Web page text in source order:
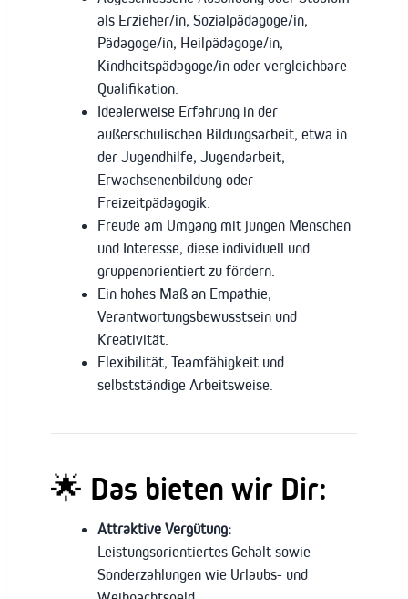
als Erzieher/in, Sozialpädagoge/in,
Pädagoge/in, Heilpädagoge/in,
Kindheitspädagoge/in oder vergleichbare
Qualifikation.
Idealerweise Erfahrung in der
außerschulischen Bildungsarbeit, etwa in
der Jugendhilfe, Jugendarbeit,
Erwachsenenbildung oder
Freizeitpädagogik.
Freude am Umgang mit jungen Menschen
und Interesse, diese individuell und
gruppenorientiert zu fördern.
Ein hohes Maß an Empathie,
Verantwortungsbewusstsein und
Kreativität.
Flexibilität, Teamfähigkeit und
selbstständige Arbeitsweise.
🌟 Das bieten wir Dir:
Attraktive Vergütung:
Leistungsorientiertes Gehalt sowie
Sonderzahlungen wie Urlaubs- und